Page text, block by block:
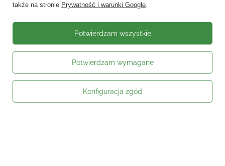
Moje zamówienie
także na stronie Prywatność i warunki Google.
Potwierdzam wymagane
Konfiguracja zgód
Potwierdzam wszystkie